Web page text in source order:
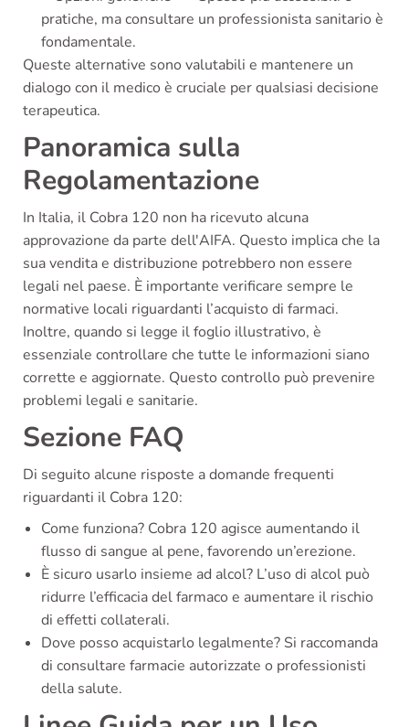
pratiche, ma consultare un professionista sanitario è
fondamentale.
Queste alternative sono valutabili e mantenere un
dialogo con il medico è cruciale per qualsiasi decisione
terapeutica.
Panoramica sulla
Regolamentazione
In Italia, il Cobra 120 non ha ricevuto alcuna
approvazione da parte dell'AIFA. Questo implica che la
sua vendita e distribuzione potrebbero non essere
legali nel paese. È importante verificare sempre le
normative locali riguardanti l’acquisto di farmaci.
Inoltre, quando si legge il foglio illustrativo, è
essenziale controllare che tutte le informazioni siano
corrette e aggiornate. Questo controllo può prevenire
problemi legali e sanitarie.
Sezione FAQ
Di seguito alcune risposte a domande frequenti
riguardanti il Cobra 120:
Come funziona? Cobra 120 agisce aumentando il
flusso di sangue al pene, favorendo un’erezione.
È sicuro usarlo insieme ad alcol? L’uso di alcol può
ridurre l’efficacia del farmaco e aumentare il rischio
di effetti collaterali.
Dove posso acquistarlo legalmente? Si raccomanda
di consultare farmacie autorizzate o professionisti
della salute.